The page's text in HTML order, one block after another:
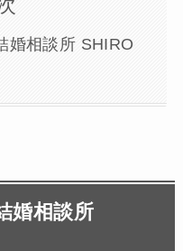
婚相談所 SHIRO
婚相談所